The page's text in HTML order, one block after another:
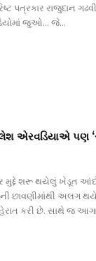
પત્રકાર રાજુદાન
આડેહાથ લીધા છે. તેમણે શું કહ્યું તે નીચે આપેલા વીડિયોમાં જુઓ... જે...
એરવડિયાએ પણ
મુદ્દે શરૂ થયેલું ખેડૂત
છાવણીમાંથી અલગ
કરી છે. સાથે જ